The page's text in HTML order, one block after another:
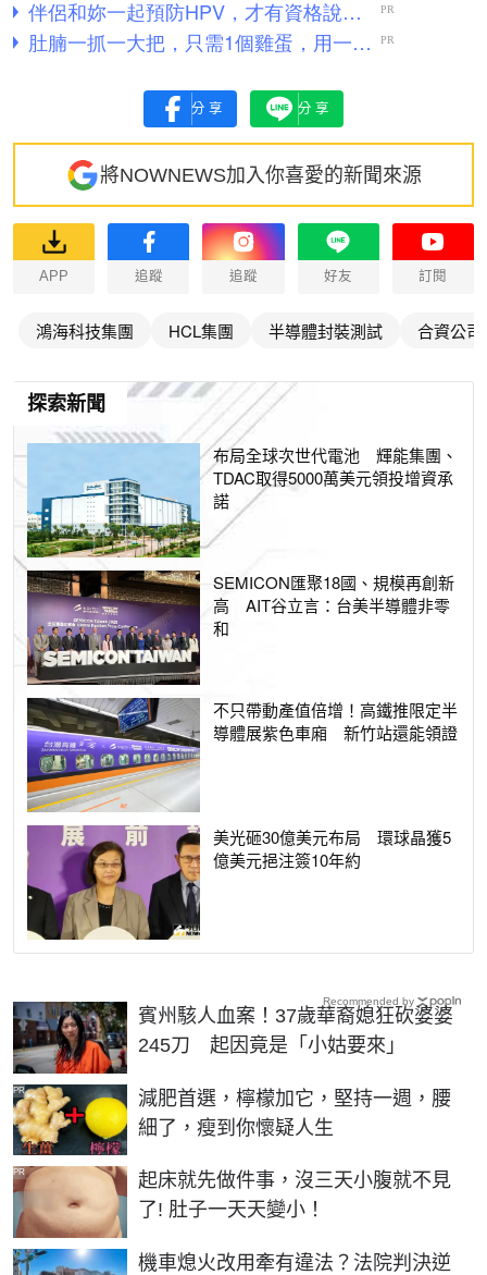
分享 分享
將NOWNEWS加入你喜愛的新聞來源
APP 追蹤 追蹤 好友 訂閱
鴻海科技集團 HCL集團 半導體封裝測試 合資公司
探索新聞
布局全球次世代電池 輝能集團、
TDAC取得5000萬美元領投增資承
諾
SEMICON匯聚18國、規模再創新
高 AIT谷立言：台美半導體非零
和
不只帶動產值倍增！高鐵推限定半
導體展紫色車廂 新竹站還能領證
美光砸30億美元布局 環球晶獲5
億美元挹注簽10年約
賓州駭人血案！37歲華裔媳狂砍婆婆
245刀 起因竟是「小姑要來」
減肥首選，檸檬加它，堅持一週，腰
細了，瘦到你懷疑人生
PR
起床就先做件事，沒三天小腹就不見
了! 肚子一天天變小！
PR
機車熄火改用牽有違法？法院判決逆
Recommended by